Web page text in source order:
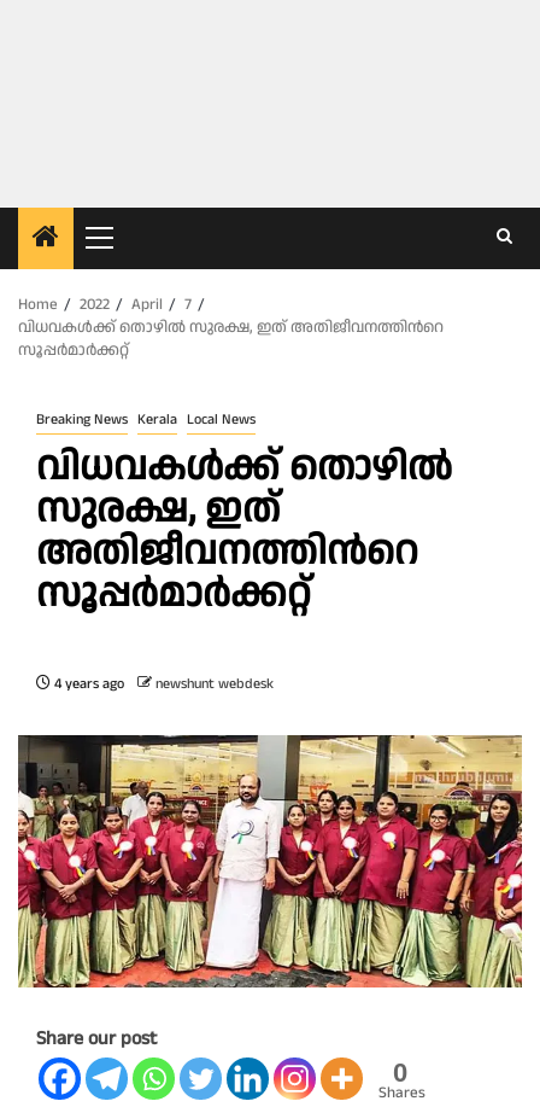
Primary
Menu
Home
2022 April
7
വിധവകൾക്ക് തൊഴിൽ സുരക്ഷ, ഇത് അതിജീവനത്തിൻറെ
സൂപ്പർമാർക്കറ്റ്
Breaking News Kerala Local News
വിധവകൾക്ക് തൊഴിൽ
സുരക്ഷ, ഇത്
അതിജീവനത്തിൻറെ
സൂപ്പർമാർക്കറ്റ്
4 years ago newshunt webdesk
Share our post
0
Shares